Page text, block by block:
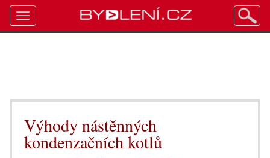
Výhody nástěnných
kondenzačních kotlů
Toggle
navigation